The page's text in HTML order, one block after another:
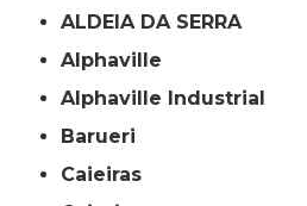
ALDEIA DA SERRA
Alphaville
Alphaville Industrial
Barueri
Caieiras